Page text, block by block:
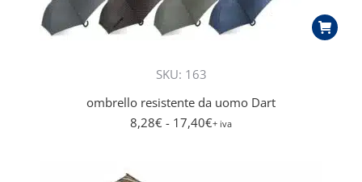
SKU: 163
ombrello resistente da uomo Dart
8,28€ - 17,40€+ iva